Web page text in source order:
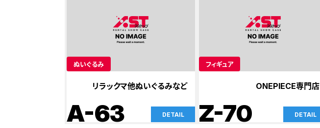
ぬいぐるみ
リラックマ他ぬいぐるみなど
A-63 DETAIL
フィギュア
ONEPIECE専門店
Z-70 DETAIL